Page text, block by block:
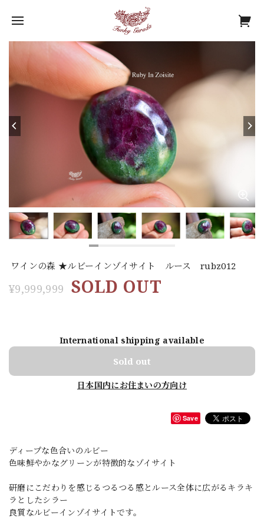
ワインの森 ★ルビーインゾイサイト ルース rubz012
¥9,999,999 SOLD OUT
International shipping available
Sold out
日本国内にお住まいの方向け
Save
ディープな色合いのルビー
色味鮮やかなグリーンが特徴的なゾイサイト
研磨にこだわりを感じるつるつる感とルース全体に広がるキラキ
ラとしたシラー
良質なルビーインゾイサイトです。